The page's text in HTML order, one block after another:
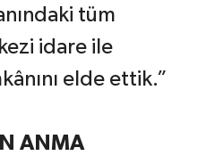
tüm
idare ile
elde ettik.”
ANMA